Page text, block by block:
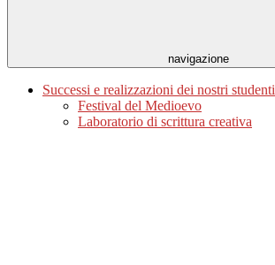
navigazione
Successi e realizzazioni dei nostri studenti
Festival del Medioevo
Laboratorio di scrittura creativa